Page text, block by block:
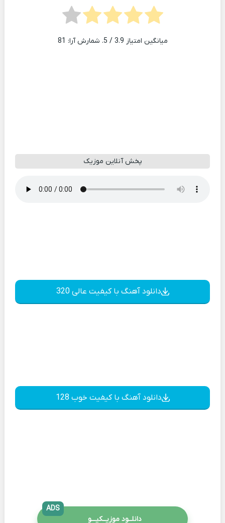
میانگین امتیاز 3.9 / 5. شمارش آرا: 81
پخش آنلاین موزیک
دانلود آهنگ با کیفیت عالی 320
دانلود آهنگ با کیفیت خوب 128
دانلــود موزیــکیـــو
ADS